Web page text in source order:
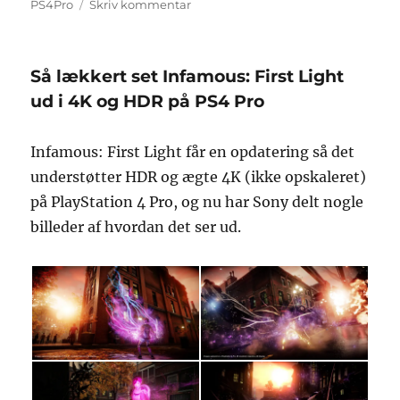
PS4Pro
Skriv kommentartil
er
på
i
butikkerne!
Så lækkert set Infamous: First Light
ud i 4K og HDR på PS4 Pro
Infamous: First Light får en opdatering så det
understøtter HDR og ægte 4K (ikke opskaleret)
på PlayStation 4 Pro, og nu har Sony delt nogle
billeder af hvordan det ser ud.